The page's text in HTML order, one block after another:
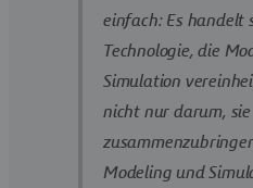
einfach: Es handelt
Technologie, die
Simulation
nicht nur darum, sie
Modeling und